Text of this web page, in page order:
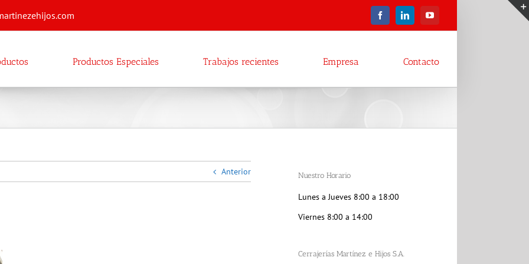
FacebookLinkedInYouTube
Productos Especiales Trabajos recientes Empresa Contacto
Anterior Nuestro Horario
Lunes a Jueves 8:00 a 18:00
Viernes 8:00 a 14:00
Cerrajerías Martínez e Hijos S.A.